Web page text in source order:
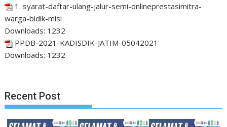
1. syarat-daftar-ulang-jalur-semi-onlineprestasimitra-
warga-bidik-misi
Downloads: 1232
PPDB-2021-KADISDIK-JATIM-05042021
Downloads: 1232
Recent Post